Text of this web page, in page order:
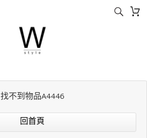
找不到物品A4446
回首頁